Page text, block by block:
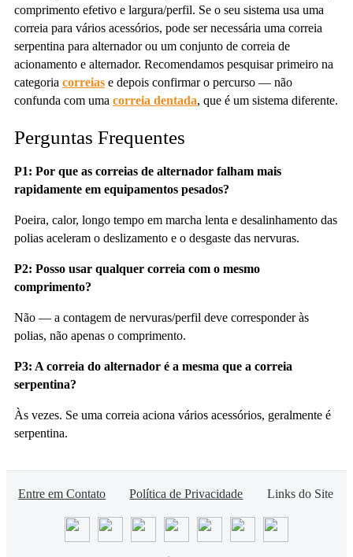
comprimento efetivo e largura/perfil. Se o seu sistema usa uma
correia para vários acessórios, pode ser necessária uma correia
serpentina para alternador ou um conjunto de correia de
acionamento e alternador. Recomendamos pesquisar primeiro na
categoria correias e depois confirmar o percurso — não
confunda com uma correia dentada, que é um sistema diferente.
Perguntas Frequentes
P1: Por que as correias de alternador falham mais
rapidamente em equipamentos pesados?
Poeira, calor, longo tempo em marcha lenta e desalinhamento das
polias aceleram o deslizamento e o desgaste das nervuras.
P2: Posso usar qualquer correia com o mesmo
comprimento?
Não — a contagem de nervuras/perfil deve corresponder às
polias, não apenas o comprimento.
P3: A correia do alternador é a mesma que a correia
serpentina?
Às vezes. Se uma correia aciona vários acessórios, geralmente é
serpentina.
Entre em Contato Política de Privacidade Links do Site